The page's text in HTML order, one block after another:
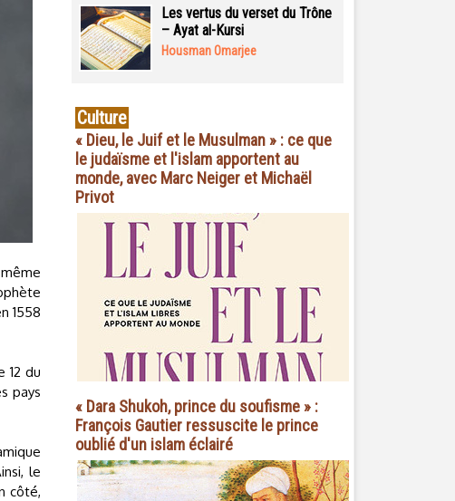
1558
12 du
pays
le
côté,
Les vertus du verset du Trône
– Ayat al-Kursi
Housman Omarjee
Culture
« Dieu, le Juif et le Musulman » : ce que
le judaïsme et l'islam apportent au
monde, avec Marc Neiger et Michaël
Privot
« Dara Shukoh, prince du soufisme » :
François Gautier ressuscite le prince
oublié d'un islam éclairé